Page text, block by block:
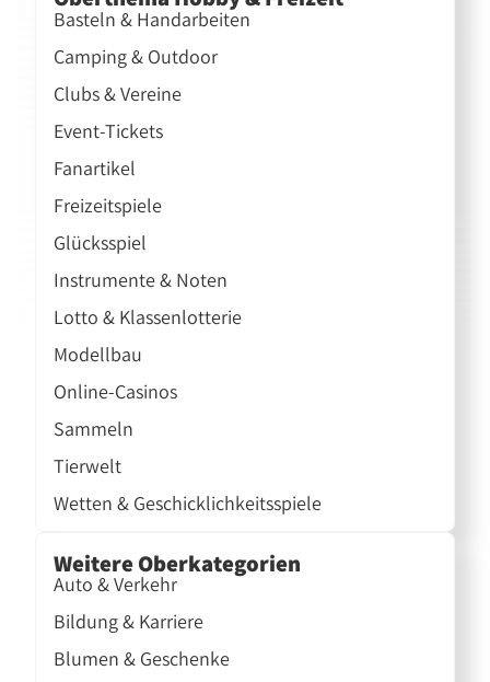
Basteln & Handarbeiten
Camping & Outdoor
Clubs & Vereine
Event-Tickets
Fanartikel
Freizeitspiele
Glücksspiel
Instrumente & Noten
Lotto & Klassenlotterie
Modellbau
Online-Casinos
Sammeln
Tierwelt
Wetten & Geschicklichkeitsspiele
Weitere Oberkategorien
Auto & Verkehr
Bildung & Karriere
Blumen & Geschenke